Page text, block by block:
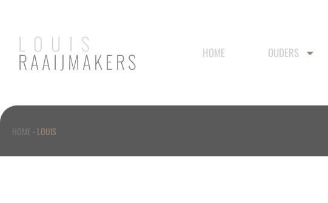
LOUIS
RAAIJMAKERS HOME OUDERS
HOME -LOUIS